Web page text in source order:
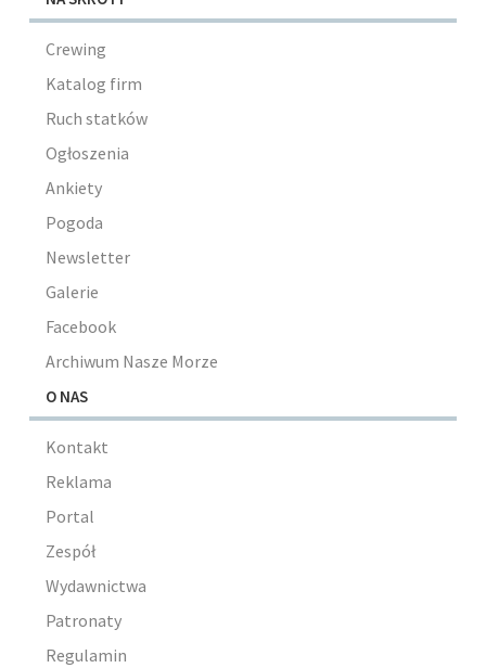
Crewing
Katalog firm
Ruch statków
Ogłoszenia
Ankiety
Pogoda
Newsletter
Galerie
Facebook
Archiwum Nasze Morze
O NAS
Kontakt
Reklama
Portal
Zespół
Wydawnictwa
Patronaty
Regulamin